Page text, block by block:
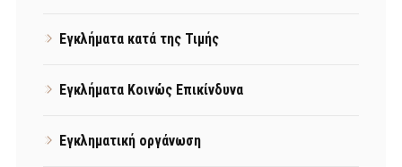
Εγκλήματα κατά της Τιμής
Εγκλήματα Κοινώς Επικίνδυνα
Εγκληματική οργάνωση